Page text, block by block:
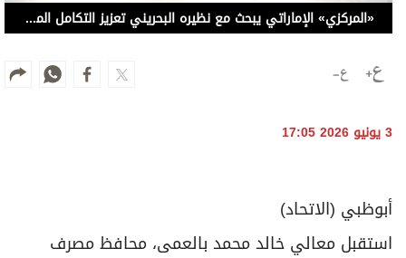
«المركزي» الإماراتي يبحث مع نظيره البحريني تعزيز التكامل المالي والمصرفي
3 يونيو 2026 17:05
أبوظبي (الاتحاد)
استقبل معالي خالد محمد بالعمى، محافظ مصرف